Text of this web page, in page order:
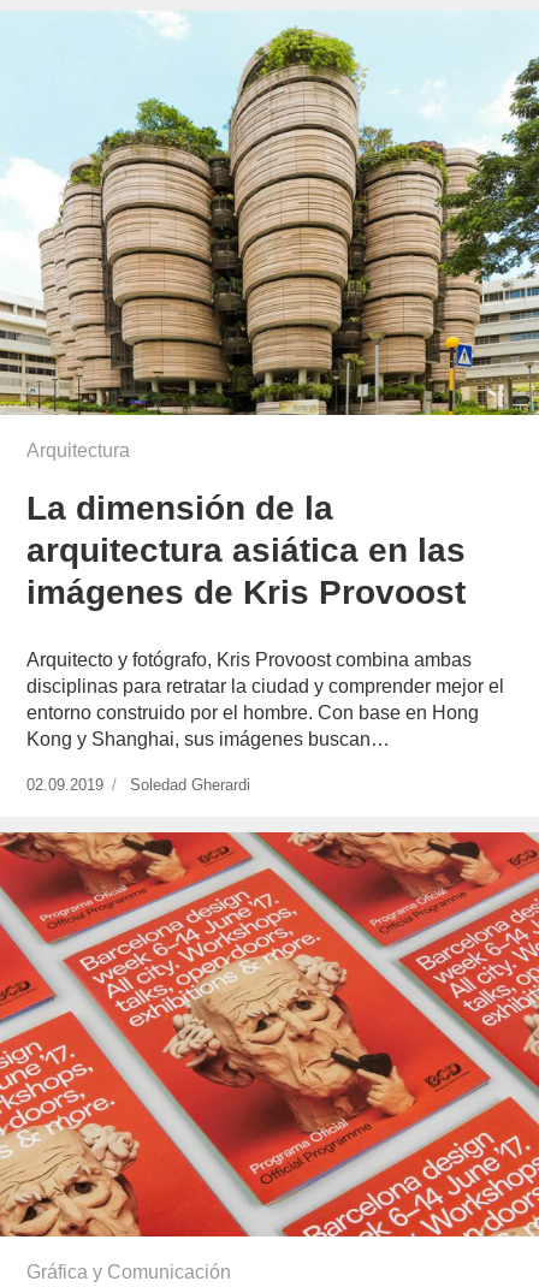
Arquitectura
La dimensión de la
arquitectura asiática en las
imágenes de Kris Provoost
Arquitecto y fotógrafo, Kris Provoost combina ambas
disciplinas para retratar la ciudad y comprender mejor el
entorno construido por el hombre. Con base en Hong
Kong y Shanghai, sus imágenes buscan…
Publicado
02.09.2019
https://www.experimenta.es/author/soledad-
Soledad Gherardi
Gráfica y Comunicación